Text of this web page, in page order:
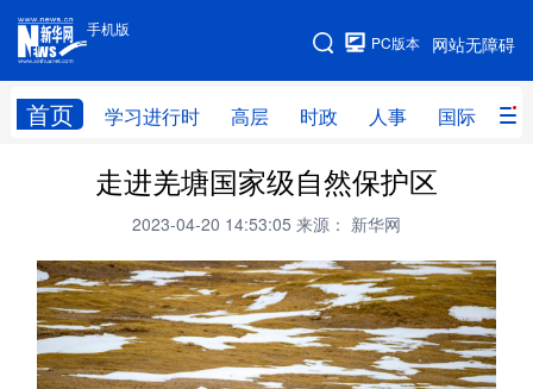
手机版
网站无障碍
PC版本
首页 学习进行时 高层 时政 人事 国际 财
手机版
网站地图
学习进行时 高层 时政
财经 网评
台湾 思客智库 全球连线 教育
科技 科创 量子 体育
文化 书画 健康 军事
走进羌塘国家级自然保护区
2023-04-20 14:53:05 来源： 新华网